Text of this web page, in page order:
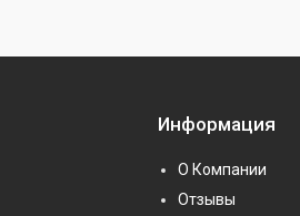
Информация
О Компании
Отзывы